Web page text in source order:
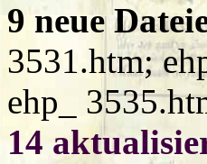
9 neue
3531.htm;
ehp_
14